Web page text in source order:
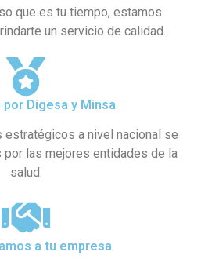
que es tu tiempo, estamos
un servicio de calidad.
Digesa y Minsa​
a nivel nacional se
por las mejores entidades de la
salud.
a tu empresa